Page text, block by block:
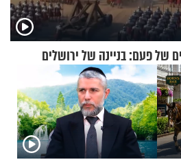
של פעם: בניינה של ירושלים